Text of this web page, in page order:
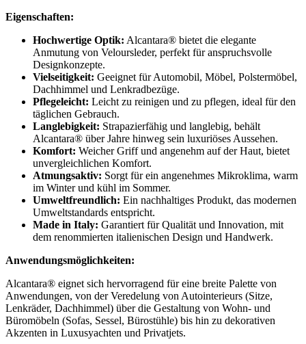
Eigenschaften:
Hochwertige Optik: Alcantara® bietet die elegante
Anmutung von Veloursleder, perfekt für anspruchsvolle
Designkonzepte.
Vielseitigkeit: Geeignet für Automobil, Möbel, Polstermöbel,
Dachhimmel und Lenkradbezüge.
Pflegeleicht: Leicht zu reinigen und zu pflegen, ideal für den
täglichen Gebrauch.
Langlebigkeit: Strapazierfähig und langlebig, behält
Alcantara® über Jahre hinweg sein luxuriöses Aussehen.
Komfort: Weicher Griff und angenehm auf der Haut, bietet
unvergleichlichen Komfort.
Atmungsaktiv: Sorgt für ein angenehmes Mikroklima, warm
im Winter und kühl im Sommer.
Umweltfreundlich: Ein nachhaltiges Produkt, das modernen
Umweltstandards entspricht.
Made in Italy: Garantiert für Qualität und Innovation, mit
dem renommierten italienischen Design und Handwerk.
Anwendungsmöglichkeiten:
Alcantara® eignet sich hervorragend für eine breite Palette von
Anwendungen, von der Veredelung von Autointerieurs (Sitze,
Lenkräder, Dachhimmel) über die Gestaltung von Wohn- und
Büromöbeln (Sofas, Sessel, Bürostühle) bis hin zu dekorativen
Akzenten in Luxusyachten und Privatjets.